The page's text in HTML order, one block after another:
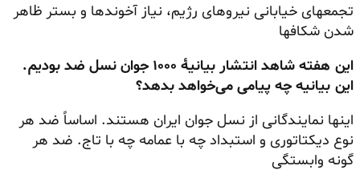
تجمعهای خیابانی نیروهای رژیم، نیاز آخوندها و بستر ظاهر
شدن شکافها
این هفته شاهد انتشار بیانیهٔ ۱۰۰۰ جوان نسل ضد بودیم.
این بیانیه چه پیامی می‌خواهد بدهد؟
اینها نمایندگانی از نسل جوان ایران هستند. اساساً ضد هر
نوع دیکتاتوری و استبداد چه با عمامه چه با تاج. ضد هر
گونه وابستگی